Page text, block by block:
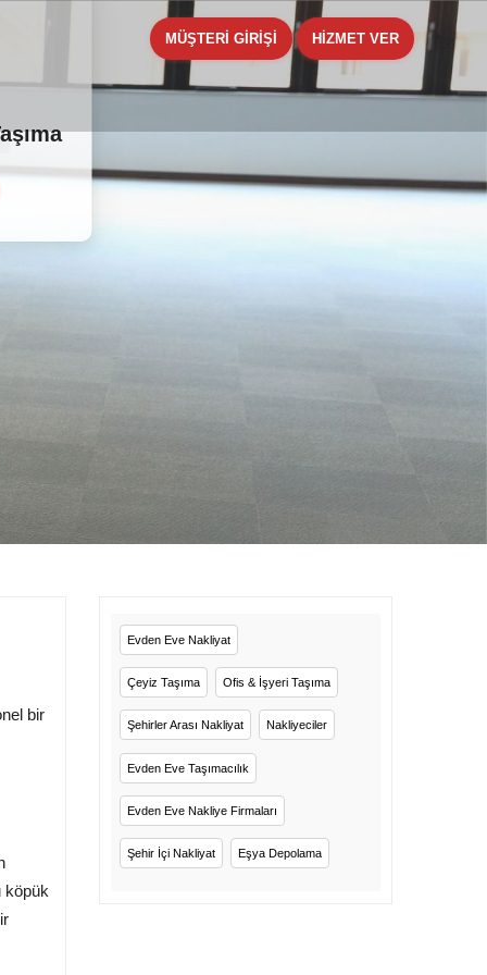
MÜŞTERİ GİRİŞİ HİZMET VER
bir
köpük
Evden Eve Nakliyat
Çeyiz Taşıma Ofis & İşyeri Taşıma
Şehirler Arası Nakliyat Nakliyeciler
Evden Eve Taşımacılık
Evden Eve Nakliye Firmaları
Şehir İçi Nakliyat Eşya Depolama